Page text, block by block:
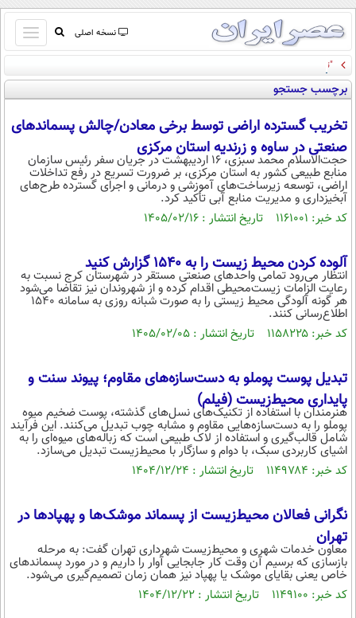
نسخه اصلی
باز
و
بسته
کردن
منو
جستجو
نظرسنجی
آب و هوا
اوقات شرعی
پیوند ها
سیاسی
اقتصاد
اقتصادی
خودرو
جامعه
اجتماعی
یک برش دانایی
محیط زیست
ورزشی
سیاست خارجی
فرهنگ و هنر
علم و دانش
فناوری و It
علمی
قرآن
گوناگون
باشگاه مغز
مجله تصویری سلاح
اقتصاد
ورزش
سیاست
عصر ایران 2
خواندنی ها و دیدنی ها
داستان کوتاه
آموزش زبان
"تیکه های آبدار" هیلاری کلینتون به ترامپ: از قصر صدام و ور رفتن با "حوضچه بازتاب" تا
وزیر جمع آوری طلا پس از دوره ترامپ!
برچسب جستجو
تخریب گسترده اراضی توسط برخی معادن/چالش پسماندهای
صنعتی در ساوه و زرندیه استان مرکزی
حجت‌الاسلام محمد سبزی، ۱۶ اردیبهشت در جریان سفر رئیس سازمان
منابع طبیعی کشور به استان مرکزی، بر ضرورت تسریع در رفع تداخلات
اراضی، توسعه زیرساخت‌های آموزشی و درمانی و اجرای گسترده طرح‌های
آبخیزداری و مدیریت منابع آبی تأکید کرد.
کد خبر: ۱۱۶۱۰۰۱ تاریخ انتشار : ۱۴۰۵/۰۲/۱۶
آلوده کردن محیط زیست را به ۱۵۴۰ گزارش کنید
انتظار می‌رود تمامی واحدهای صنعتی مستقر در شهرستان کرج نسبت به
رعایت الزامات زیست‌محیطی اقدام کرده و از شهروندان نیز تقاضا می‌شود
هر گونه آلودگی محیط زیستی را به صورت شبانه روزی به سامانه ۱۵۴۰
اطلاع‌رسانی کنند.
کد خبر: ۱۱۵۸۲۲۵ تاریخ انتشار : ۱۴۰۵/۰۲/۰۵
تبدیل پوست پوملو به دست‌سازه‌های مقاوم؛ پیوند سنت و
پایداری محیط‌زیست (فیلم)
هنرمندان با استفاده از تکنیک‌های نسل‌های گذشته، پوست ضخیم میوه
پوملو را به دست‌سازه‌هایی مقاوم و مشابه چوب تبدیل می‌کنند. این فرآیند
شامل قالب‌گیری و استفاده از لاک طبیعی است که زباله‌های میوه‌ای را به
اشیای کاربردی سبک، با دوام و سازگار با محیط‌زیست تبدیل می‌سازد.
کد خبر: ۱۱۴۹۷۸۴ تاریخ انتشار : ۱۴۰۴/۱۲/۲۴
نگرانی فعالان محیط‌زیست از پسماند موشک‌ها و پهپادها در
تهران
معاون خدمات شهری و محیط‌زیست شهرداری تهران گفت: به مرحله
بازسازی که برسیم آن وقت کار جابجایی آوار را داریم و در مورد پسماندهای
خاص یعنی بقایای موشک یا پهپاد نیز همان زمان تصمیم‌گیری می‌شود.
کد خبر: ۱۱۴۹۱۰۰ تاریخ انتشار : ۱۴۰۴/۱۲/۲۲